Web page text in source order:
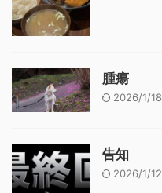
腫瘍
2026/1/18
告知
2026/1/12